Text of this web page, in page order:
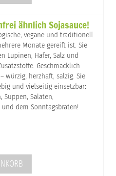
ähnlich Sojasauce!
vegane und traditionell
Monate gereift ist. Sie
Lupinen, Hafer, Salz und
Geschmacklich
würzig, herzhaft, salzig. Sie
und vielseitig einsetzbar:
Suppen, Salaten,
und dem Sonntagsbraten!